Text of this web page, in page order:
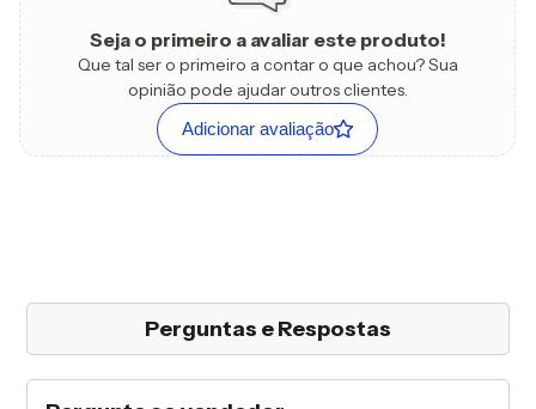
Seja o primeiro a avaliar este produto!
Que tal ser o primeiro a contar o que achou? Sua
opinião pode ajudar outros clientes.
Adicionar avaliação
Perguntas e Respostas